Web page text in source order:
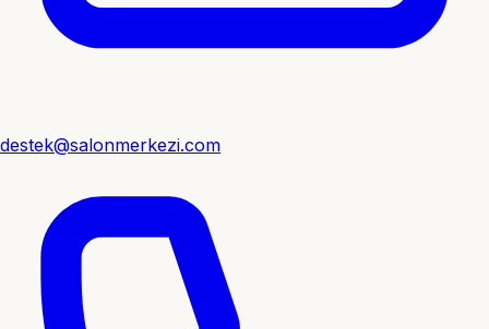
destek@salonmerkezi.com